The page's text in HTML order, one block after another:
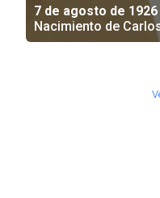
7 de agosto de 1926
Nacimiento de